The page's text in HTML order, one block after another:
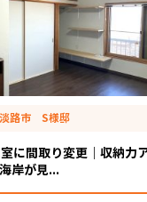
路市 S様邸
に間取り変更｜収納力
岸が見...